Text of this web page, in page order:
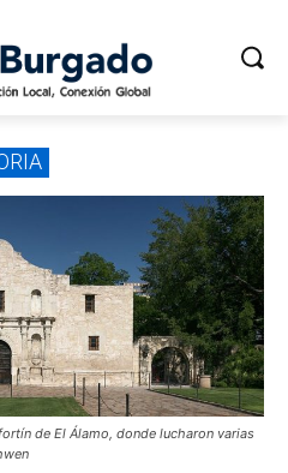
de El Álamo, donde lucharon varias